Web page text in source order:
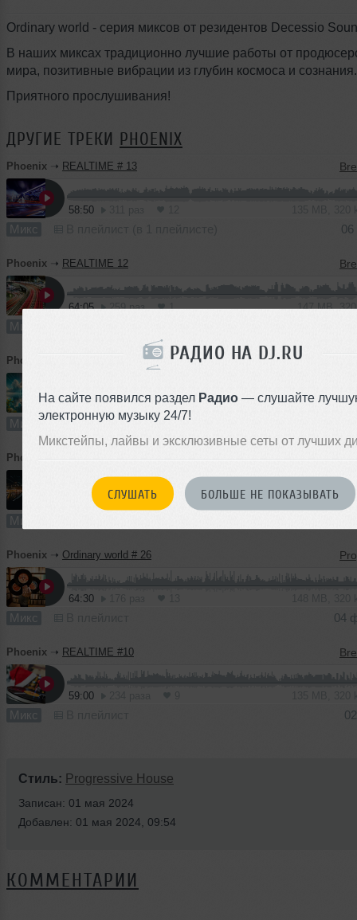
РАДИО НА DJ.RU
На сайте появился раздел Радио — слушайте
электронную музыку 24/7!
Микстейпы, лайвы и эксклюзивные сеты от лучших
СЛУШАТЬ БОЛЬШЕ НЕ ПОКАЗЫВАТЬ
Ordinary world - серия миксов от резидентов Decessio
В наших миксах традиционно лучшие работы от
мира, позитивные вибрации из глубин космоса и сознания.
Приятного прослушивания!
ДРУГИЕ ТРЕКИ PHOENIX
Phoenix ➝ REALTIME # 13
58:50
Микс 06
Phoenix ➝ REALTIME 12
64:05 259 раз 1 147 MB,
Микс
Phoenix
60:45 309 раз 9 139 MB, 320
Микс В плейлист (в 1 плейлисте)
Phoenix
60:33 614 раз 28 112 MB, 256
Микс
Phoenix ➝ Ordinary world # 26
64:30
Микс 04
Phoenix ➝ REALTIME #10
59:00
Микс
Стиль: Progressive House
Записан: 01 мая 2024
Добавлен: 01 мая 2024, 09:54
КОММЕНТАРИИ